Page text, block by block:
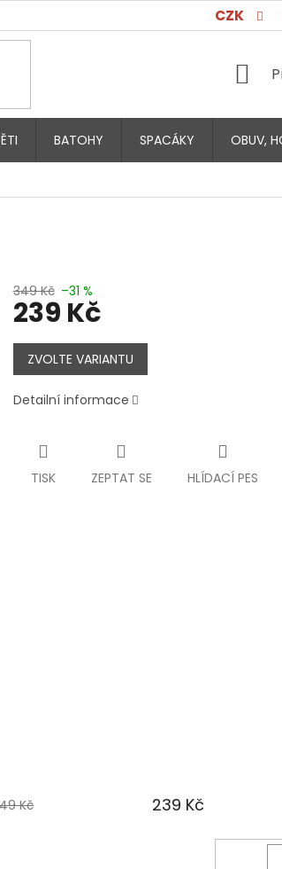
CZK
BATOHY SPACÁKY OBUV,
349 Kč –31 %
239 Kč
Měrná
cena:
ZVOLTE VARIANTU
Detailní informace
TISK ZEPTAT SE HLÍDACÍ PES
Kč 239 Kč